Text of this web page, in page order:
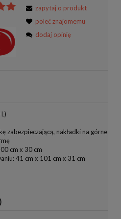
zapytaj o produkt
poleć znajomemu
dodaj opinię
zabezpieczającą, nakładki na górne
cm x 30 cm
41 cm x 101 cm x 31 cm